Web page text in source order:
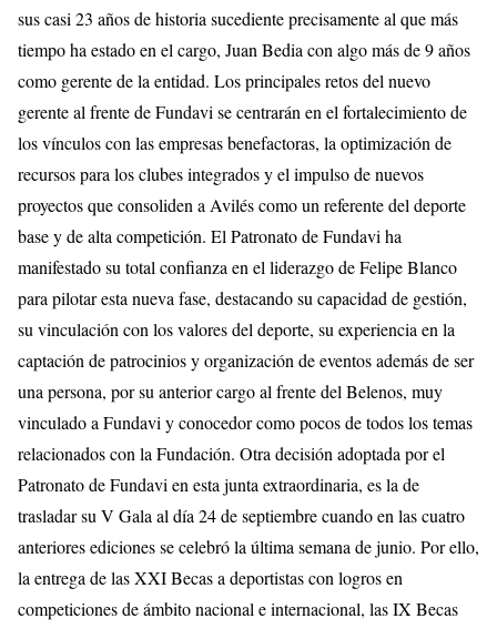
sus casi 23 años de historia sucediente precisamente al que más
tiempo ha estado en el cargo, Juan Bedia con algo más de 9 años
como gerente de la entidad. Los principales retos del nuevo
gerente al frente de Fundavi se centrarán en el fortalecimiento de
los vínculos con las empresas benefactoras, la optimización de
recursos para los clubes integrados y el impulso de nuevos
proyectos que consoliden a Avilés como un referente del deporte
base y de alta competición. El Patronato de Fundavi ha
manifestado su total confianza en el liderazgo de Felipe Blanco
para pilotar esta nueva fase, destacando su capacidad de gestión,
su vinculación con los valores del deporte, su experiencia en la
captación de patrocinios y organización de eventos además de ser
una persona, por su anterior cargo al frente del Belenos, muy
vinculado a Fundavi y conocedor como pocos de todos los temas
relacionados con la Fundación. Otra decisión adoptada por el
Patronato de Fundavi en esta junta extraordinaria, es la de
trasladar su V Gala al día 24 de septiembre cuando en las cuatro
anteriores ediciones se celebró la última semana de junio. Por ello,
la entrega de las XXI Becas a deportistas con logros en
competiciones de ámbito nacional e internacional, las IX Becas